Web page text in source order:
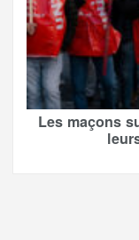
Les maçons